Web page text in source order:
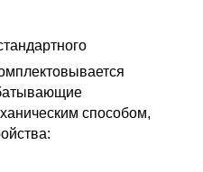
способом,